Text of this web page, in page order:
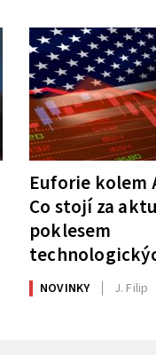
Euforie kolem
Co stojí za
poklesem
NOVINKY J. Filip